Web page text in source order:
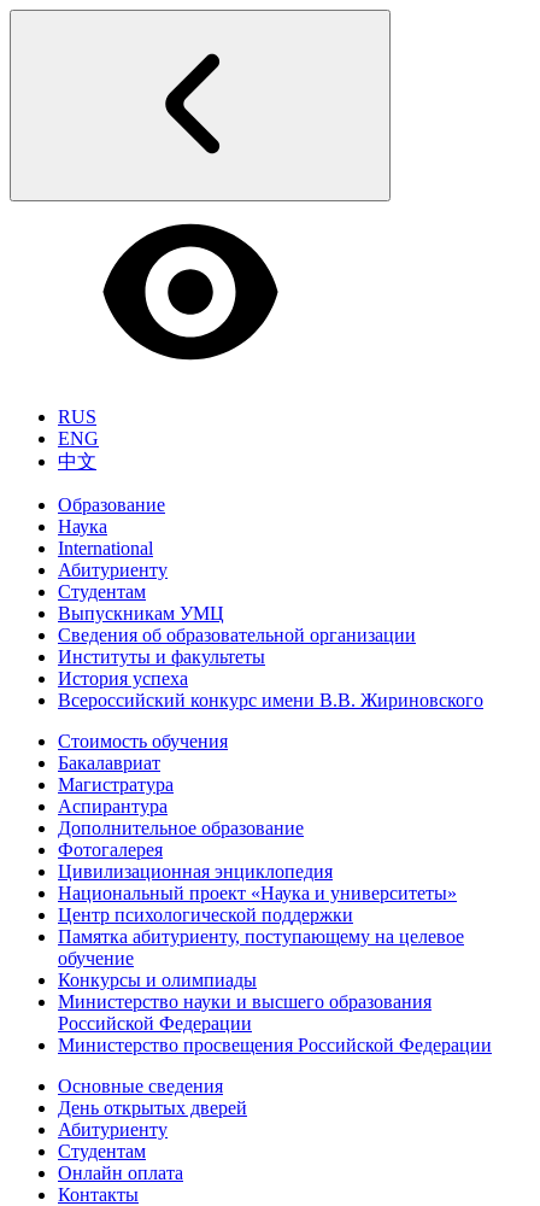
RUS
ENG
中文
Образование
Наука
International
Абитуриенту
Студентам
Выпускникам УМЦ
Сведения об образовательной организации
Институты и факультеты
История успеха
Всероссийский конкурс имени В.В. Жириновского
Стоимость обучения
Бакалавриат
Магистратура
Аспирантура
Дополнительное образование
Фотогалерея
Цивилизационная энциклопедия
Национальный проект «Наука и университеты»
Центр психологической поддержки
Памятка абитуриенту, поступающему на целевое
обучение
Конкурсы и олимпиады
Министерство науки и высшего образования
Российской Федерации
Министерство просвещения Российской Федерации
Основные сведения
День открытых дверей
Абитуриенту
Студентам
Онлайн оплата
Контакты